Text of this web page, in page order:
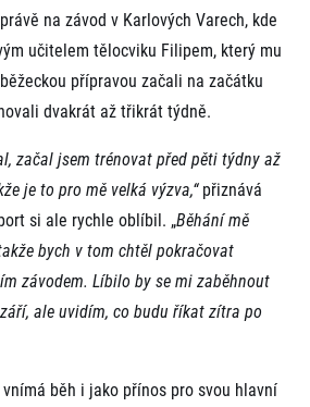
RunCzech.
ke stažení
na závod v Karlových Varech, kde
učitelem tělocviku Filipem, který mu
přípravou začali na začátku
dvakrát až třikrát týdně.
začal jsem trénovat před pěti týdny až
je to pro mě velká výzva,“přiznává
si ale rychle oblíbil. „Běhání mě
bych v tom chtěl pokračovat
závodem. Líbilo by se mi zaběhnout
ale uvidím, co budu říkat zítra po
běh i jako přínos pro svou hlavní